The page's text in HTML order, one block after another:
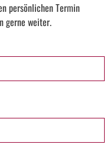
persönlichen Termin
gerne weiter.